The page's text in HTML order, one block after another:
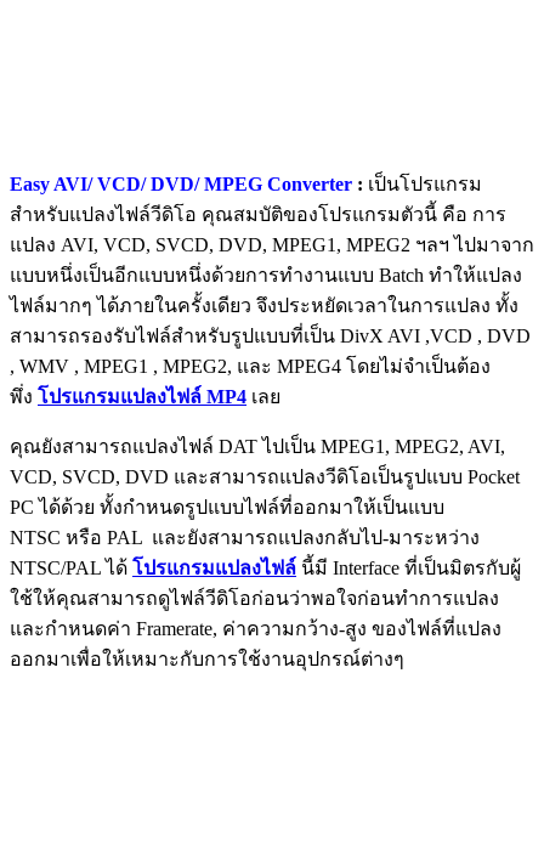
Easy AVI/ VCD/ DVD/ MPEG Converter : เป็นโปรแกรม
สำหรับแปลงไฟล์วีดิโอ คุณสมบัติของโปรแกรมตัวนี้ คือ การ
แปลง AVI, VCD, SVCD, DVD, MPEG1, MPEG2 ฯลฯ ไปมาจาก
แบบหนึ่งเป็นอีกแบบหนึ่งด้วยการทำงานแบบ Batch ทำให้แปลง
ไฟล์มากๆ ได้ภายในครั้งเดียว จึงประหยัดเวลาในการแปลง ทั้ง
สามารถรองรับไฟล์สำหรับรูปแบบที่เป็น DivX AVI ,VCD , DVD
, WMV , MPEG1 , MPEG2, และ MPEG4 โดยไม่จำเป็นต้อง
พึ่ง โปรแกรมแปลงไฟล์ MP4 เลย
คุณยังสามารถแปลงไฟล์ DAT ไปเป็น MPEG1, MPEG2, AVI,
VCD, SVCD, DVD และสามารถแปลงวีดิโอเป็นรูปแบบ Pocket
PC ได้ด้วย ทั้งกำหนดรูปแบบไฟล์ที่ออกมาให้เป็นแบบ
NTSC หรือ PAL และยังสามารถแปลงกลับไป-มาระหว่าง
NTSC/PAL ได้ โปรแกรมแปลงไฟล์ นี้มี Interface ที่เป็นมิตรกับผู้
ใช้ให้คุณสามารถดูไฟล์วีดิโอก่อนว่าพอใจก่อนทำการแปลง
และกำหนดค่า Framerate, ค่าความกว้าง-สูง ของไฟล์ที่แปลง
ออกมาเพื่อให้เหมาะกับการใช้งานอุปกรณ์ต่างๆ